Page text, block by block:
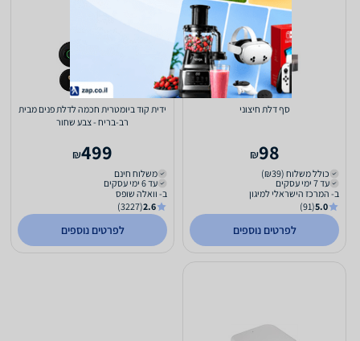
סף דלת חיצוני
98
₪
כולל משלוח (₪39)
עד 7 ימי עסקים
ב- המרכז הישראלי למיגון
5.0
(91)
לפרטים נוספים
ידית קוד ביומטרית חכמה לדלת פנים מבית
רב-בריח - צבע שחור
499
₪
משלוח חינם
עד 6 ימי עסקים
ב- וואלה שופס
2.6
(3227)
לפרטים נוספים